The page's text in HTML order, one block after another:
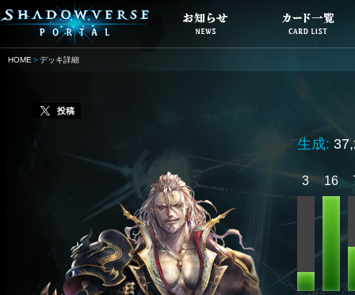
HOME デッキ詳細
投稿
生成:
3 16